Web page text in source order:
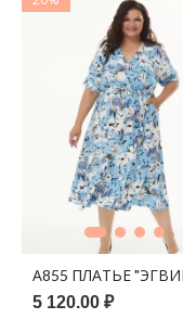
А855 ПЛАТЬЕ
5 120.00 ₽